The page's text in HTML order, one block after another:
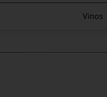
Vinos